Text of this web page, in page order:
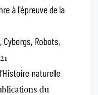
à l'épreuve de la
Robots,
naturelle
du